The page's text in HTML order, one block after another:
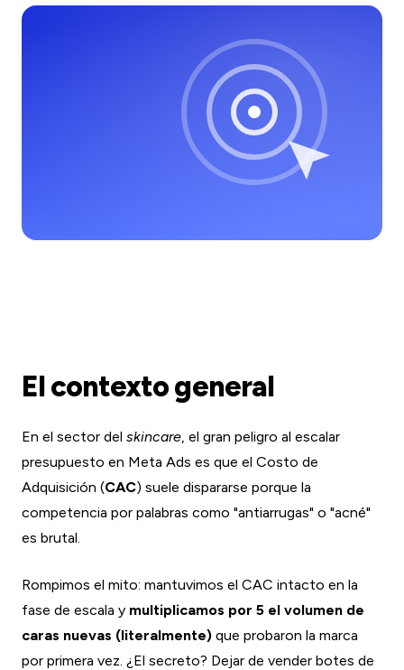
El contexto general
En el sector del skincare, el gran peligro al escalar
presupuesto en Meta Ads es que el Costo de
Adquisición (CAC) suele dispararse porque la
competencia por palabras como "antiarrugas" o "acné"
es brutal.
Rompimos el mito: mantuvimos el CAC intacto en la
fase de escala y multiplicamos por 5 el volumen de
caras nuevas (literalmente) que probaron la marca
por primera vez. ¿El secreto? Dejar de vender botes de